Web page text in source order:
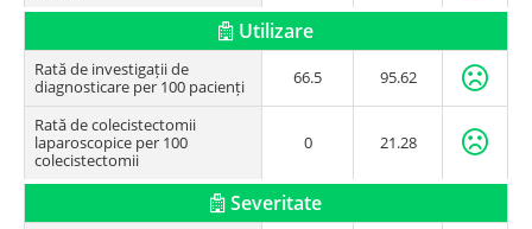
Utilizare
Rată de investigații de
diagnosticare per 100 pacienți
66.5 95.62
Rată de colecistectomii
laparoscopice per 100
colecistectomii
0 21.28
Severitate